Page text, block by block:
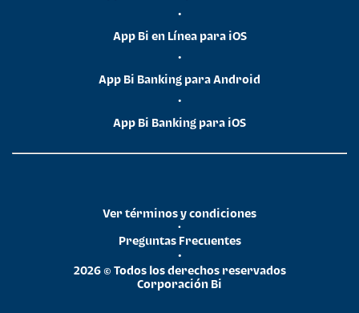
•
App Bi en Línea para iOS
•
App Bi Banking para Android
•
App Bi Banking para iOS
2026 © Todos los derechos reservados
Corporación Bi
•
Preguntas Frecuentes
•
Ver términos y condiciones